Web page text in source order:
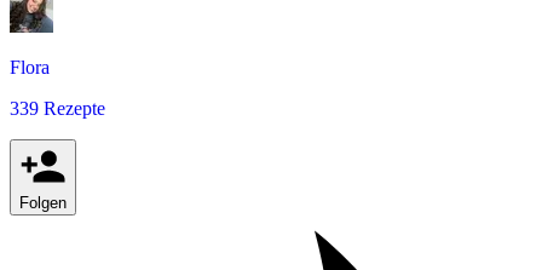
Flora
339 Rezepte
Folgen